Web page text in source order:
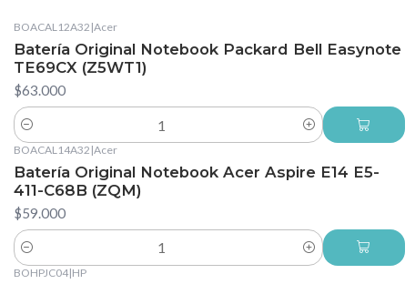
BOACAL12A32 |Acer
Batería Original Notebook Packard Bell Easynote
TE69CX (Z5WT1)
$63.000
Cantidad
BOACAL14A32 |Acer
Batería Original Notebook Acer Aspire E14 E5-
411-C68B (ZQM)
$59.000
Cantidad
BOHPJC04|HP